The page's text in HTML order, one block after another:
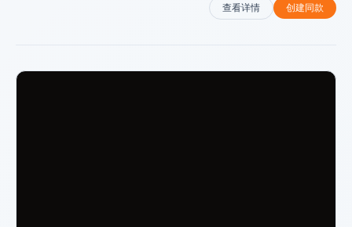
查看详情 创建同款